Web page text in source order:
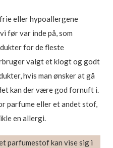
eller hypoallergene
før var inde på, som
for de fleste
valgt et klogt og godt
hvis man ønsker at gå
kan der være god fornuft i.
parfume eller et andet stof,
en allergi.
parfumestof kan vise sig i